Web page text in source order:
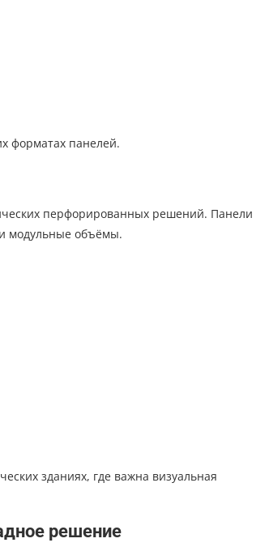
форматах панелей.
перфорированных решений. Панели
модульные объёмы.
зданиях, где важна визуальная
решение